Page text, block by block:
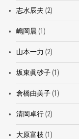
志水辰夫 (2)
嶋岡晨 (1)
山本一力 (2)
坂東眞砂子(1)
倉橋由美子(1)
清岡卓行(2)
大原富枝 (1)